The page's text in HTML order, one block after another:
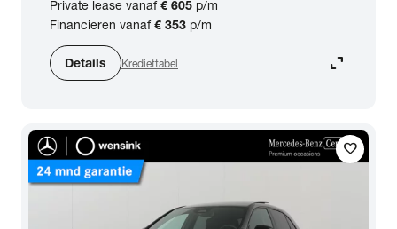
Private lease vanaf€ 605 p/m
Financieren vanaf€ 353 p/m
Details Krediettabel expand_content
favorite